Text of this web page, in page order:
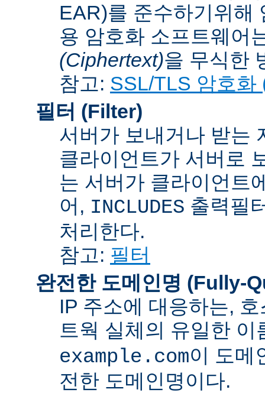
EAR)를 준수하기위해
용 암호화 소프트웨어
(Ciphertext)을 무식한
참고: SSL/TLS 암호화
필터 (Filter)
서버가 보내거나 받는
클라이언트가 서버로
는 서버가 클라이언트
어, INCLUDES 출력필
처리한다.
참고: 필터
완전한 도메인명 (Fully-
IP 주소에 대응하는,
트웍 실체의 유일한
example.com이 도메
전한 도메인명이다.